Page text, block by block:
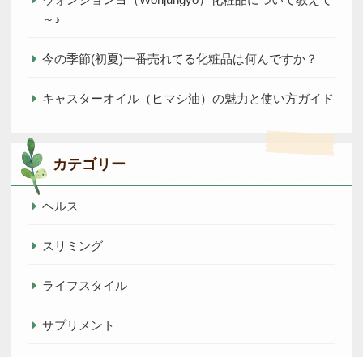
～♪
今の季節(初夏)一番売れてる化粧品は何んですか？
キャスターオイル（ヒマシ油）の魅力と使い方ガイド
カテゴリー
ヘルス
スリミング
ライフスタイル
サプリメント